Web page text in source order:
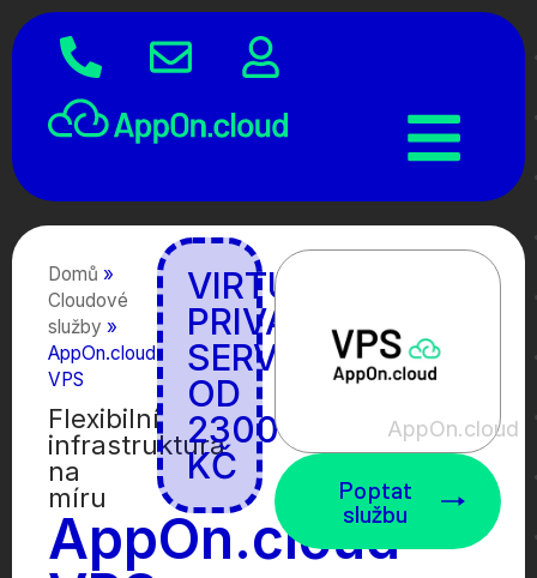
Domů »
Cloudové
služby »
AppOn.cloud
VPS
Flexibilní
infrastruktura
na
míru
AppOn.cloud
VIRTUÁLNÍ
PRIVÁTNÍ
SERVER
OD
2300
KČ
AppOn.cloud
Poptat
službu